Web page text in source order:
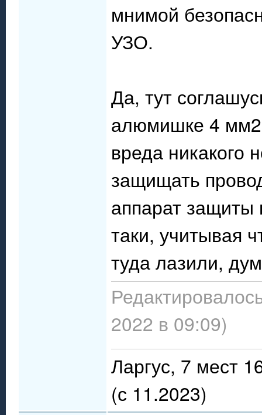
мнимой
УЗО.
Да, тут
алюмишке 4 мм2
вреда никакого
защищать
аппарат защиты
таки, учитывая
туда лазили,
2022 в 09:09)
Ларгус, 7 мест
(с 11.2023)